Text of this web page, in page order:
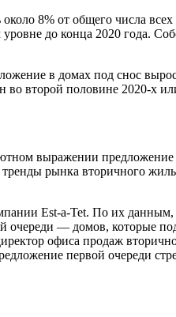
8% от общего числа всех
до конца 2020 года.
в домах под снос
во второй половине 2020-х
выражении
рынка вторичного
Est-a-Tet. По их данным,
очереди — домов, которые
офиса продаж
первой очереди